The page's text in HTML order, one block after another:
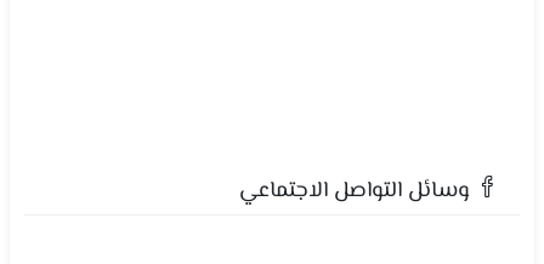
وسائل التواصل الاجتماعي